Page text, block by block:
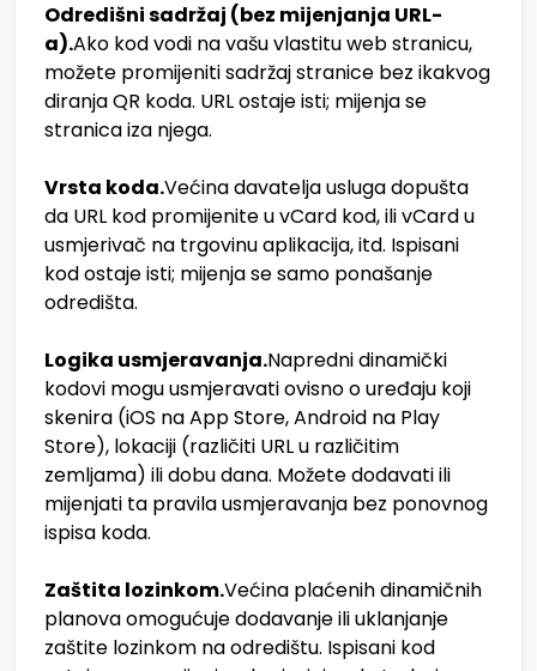
Odredišni sadržaj (bez mijenjanja URL-
a).Ako kod vodi na vašu vlastitu web stranicu,
možete promijeniti sadržaj stranice bez ikakvog
diranja QR koda. URL ostaje isti; mijenja se
stranica iza njega.
Vrsta koda.Većina davatelja usluga dopušta
da URL kod promijenite u vCard kod, ili vCard u
usmjerivač na trgovinu aplikacija, itd. Ispisani
kod ostaje isti; mijenja se samo ponašanje
odredišta.
Logika usmjeravanja.Napredni dinamički
kodovi mogu usmjeravati ovisno o uređaju koji
skenira (iOS na App Store, Android na Play
Store), lokaciji (različiti URL u različitim
zemljama) ili dobu dana. Možete dodavati ili
mijenjati ta pravila usmjeravanja bez ponovnog
ispisa koda.
Zaštita lozinkom.Većina plaćenih dinamičnih
planova omogućuje dodavanje ili uklanjanje
zaštite lozinkom na odredištu. Ispisani kod